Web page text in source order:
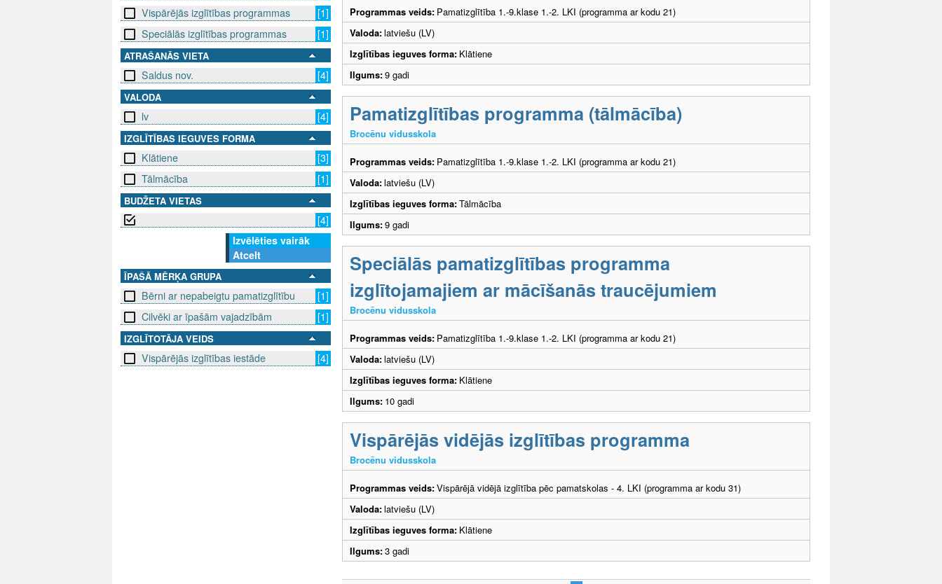
Vispārējās izglītības programmas
[1]
Speciālās izglītības programmas
[1]
ATRAŠANĀS VIETA
Saldus nov. [4]
VALODA
lv [4]
IZGLĪTĪBAS IEGUVES FORMA
Klātiene
[3]
Tālmācība
[1]
BUDŽETA VIETAS
[4]
Izvēlēties vairāk
Atcelt
ĪPAŠĀ MĒRĶA GRUPA
Bērni ar nepabeigtu pamatizglītību
[1]
Cilvēki ar īpašām vajadzībām
[1]
IZGLĪTOTĀJA VEIDS
Vispārējās izglītības iestāde [4]
Programmas veids: Pamatizglītība 1.-9.klase 1.-2. LKI (programma ar kodu 21)
Valoda:latviešu (LV)
Izglītības ieguves forma: Klātiene
Ilgums:9 gadi
Pamatizglītības programma (tālmācība)
Brocēnu vidusskola
Programmas veids: Pamatizglītība 1.-9.klase 1.-2. LKI (programma ar kodu 21)
Valoda:latviešu (LV)
Izglītības ieguves forma:Tālmācība
Ilgums:9 gadi
Speciālās pamatizglītības programma
izglītojamajiem ar mācīšanās traucējumiem
Brocēnu vidusskola
Programmas veids: Pamatizglītība 1.-9.klase 1.-2. LKI (programma ar kodu 21)
Valoda:latviešu (LV)
Izglītības ieguves forma: Klātiene
Ilgums: 10 gadi
Vispārējās vidējās izglītības programma
Brocēnu vidusskola
Programmas veids:Vispārējā vidējā izglītība pēc pamatskolas - 4. LKI (programma ar kodu 31)
Valoda:latviešu (LV)
Izglītības ieguves forma: Klātiene
Ilgums:3 gadi